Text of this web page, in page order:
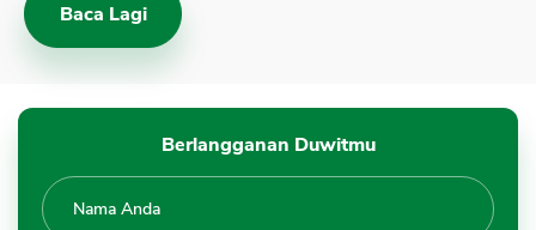
Baca Lagi
Berlangganan Duwitmu